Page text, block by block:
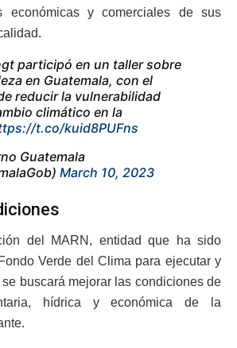
económicas y comerciales de sus
participó en un taller sobre
en Guatemala, con el
reducir la vulnerabilidad
climático en la
t.co/kuid8PUFns
Guatemala
March 10, 2023
del MARN, entidad que ha sido
Verde del Clima para ejecutar y
buscará mejorar las condiciones de
hídrica y económica de la